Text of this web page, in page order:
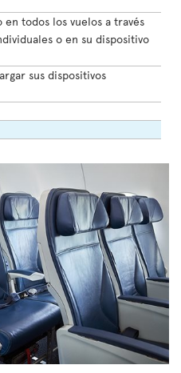
todos los vuelos a través
o en su dispositivo
sus dispositivos